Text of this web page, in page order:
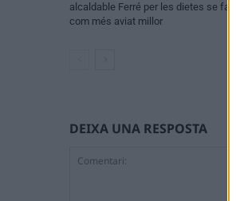
alcaldable Ferré per les dietes se faça
com més aviat millor
DEIXA UNA RESPOSTA